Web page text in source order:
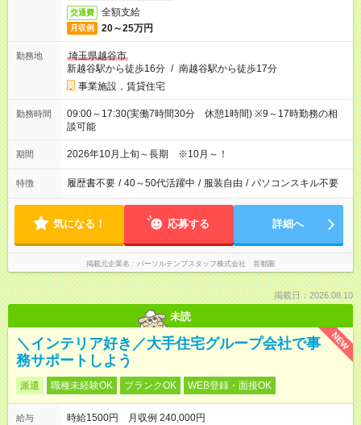
交通費 全額支給
月収例 20～25万円
勤務地
埼玉県越谷市
新越谷駅から徒歩16分 / 南越谷駅から徒歩17分
事業施設，賃貸住宅
勤務時間
09:00～17:30(実働7時間30分 休憩1時間) ※9～17時勤務の相
談可能
期間 2026年10月上旬～長期 ※10月～！
特徴 履歴書不要 / 40～50代活躍中 / 服装自由 / パソコンスキル不要
気になる！ 応募する 詳細へ
掲載元企業名 パーソルテンプスタッフ株式会社 首都圏
掲載日：2026.08.10
未読
NEW
＼インテリア好き／大手住宅グループ会社で事
務サポートしよう
派遣 職種未経験OK ブランクOK WEB登録・面接OK
給与
時給1500円 月収例 240,000円